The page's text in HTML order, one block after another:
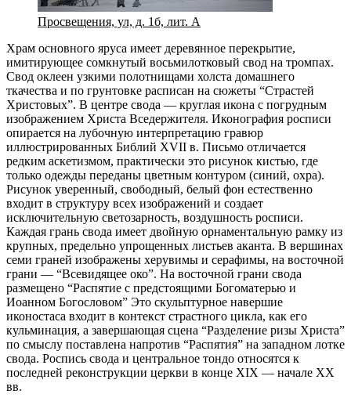
Просвещения, ул, д. 1б, лит. А
Храм основного яруса имеет деревянное перекрытие,
имитирующее сомкнутый восьмилотковый свод на тромпах.
Свод оклеен узкими полотнищами холста домашнего
ткачества и по грунтовке расписан на сюжеты “Страстей
Христовых”. В центре свода — круглая икона с погрудным
изображением Христа Вседержителя. Иконография росписи
опирается на лубочную интерпретацию гравюр
иллюстрированных Библий XVII в. Письмо отличается
редким аскетизмом, практически это рисунок кистью, где
только одежды переданы цветным контуром (синий, охра).
Рисунок уверенный, свободный, белый фон естественно
входит в структуру всех изображений и создает
исключительную светозарность, воздушность росписи.
Каждая грань свода имеет двойную орнаментальную рамку из
крупных, предельно упрощенных листьев аканта. В вершинах
семи граней изображены херувимы и серафимы, на восточной
грани — “Всевидящее око”. На восточной грани свода
размещено “Распятие с предстоящими Богоматерью и
Иоанном Богословом” Это скульптурное навершие
иконостаса входит в контекст страстного цикла, как его
кульминация, а завершающая сцена “Разделение ризы Христа”
по смыслу поставлена напротив “Распятия” на западном лотке
свода. Роспись свода и центральное тондо относятся к
последней реконструкции церкви в конце XIX — начале XX
вв.